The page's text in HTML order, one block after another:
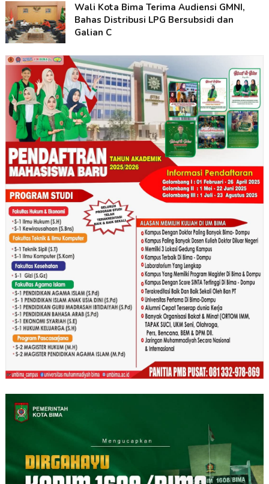
Wali Kota Bima Terima Audiensi GMNI,
Bahas Distribusi LPG Bersubsidi dan
Galian C